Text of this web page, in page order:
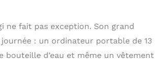
ne fait pas exception. Son grand
: un ordinateur portable de 13
bouteille d’eau et même un vêtement